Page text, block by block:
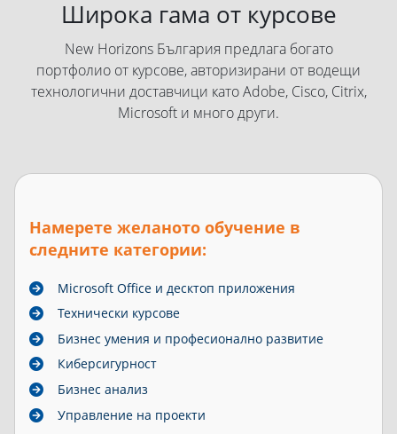
Широка гама от курсове
New Horizons България предлага богато
портфолио от курсове, авторизирани от водещи
технологични доставчици като Adobe, Cisco, Citrix,
Microsoft и много други.
Намерете желаното обучение в
следните категории:
Microsoft Office и десктоп приложения
Технически курсове
Бизнес умения и професионално развитие
Киберсигурност
Бизнес анализ
Управление на проекти